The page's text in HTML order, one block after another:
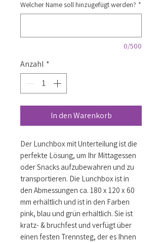
Welcher Name soll hinzugefügt werden? *
0/500
Anzahl *
In den Warenkorb
Der Lunchbox mit Unterteilung ist die
perfekte Lösung, um Ihr Mittagessen
oder Snacks aufzubewahren und zu
transportieren. Die Lunchbox ist in
den Abmessungen ca. 180 x 120 x 60
mm erhältlich und ist in den Farben
pink, blau und grün erhältlich. Sie ist
kratz- & bruchfest und verfügt über
einen festen Trennsteg, der es Ihnen